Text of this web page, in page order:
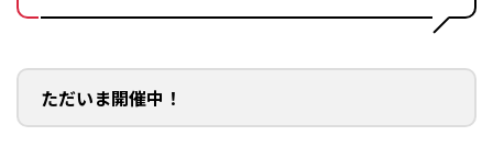
ただいま開催中！